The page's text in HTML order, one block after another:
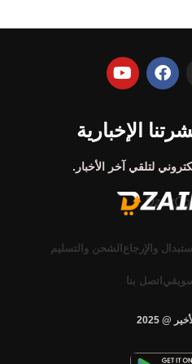
الإخبارية
لتلقي آخر الأخبار.
والإرجاع الشحن والتسليم
اتصل بنا
@ 2025